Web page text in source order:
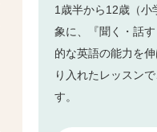
1歳半から12歳（小
象に、『聞く・話
的な英語の能力を
り入れたレッスン
す。